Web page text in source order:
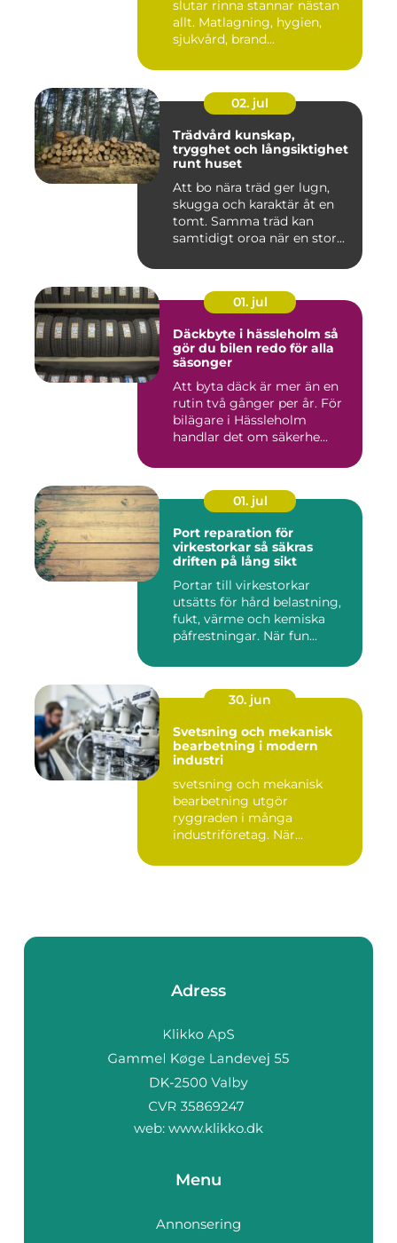
slutar rinna stannar nästan
allt. Matlagning, hygien,
sjukvård, brand...
02. jul
Trädvård kunskap,
trygghet och långsiktighet
runt huset
Att bo nära träd ger lugn,
skugga och karaktär åt en
tomt. Samma träd kan
samtidigt oroa när en stor...
01. jul
Däckbyte i hässleholm så
gör du bilen redo för alla
säsonger
Att byta däck är mer än en
rutin två gånger per år. För
bilägare i Hässleholm
handlar det om säkerhe...
01. jul
Port reparation för
virkestorkar så säkras
driften på lång sikt
Portar till virkestorkar
utsätts för hård belastning,
fukt, värme och kemiska
påfrestningar. När fun...
30. jun
Svetsning och mekanisk
bearbetning i modern
industri
svetsning och mekanisk
bearbetning utgör
ryggraden i många
industriföretag. När
Adress
web: www.klikko.dk
Menu
Annonsering